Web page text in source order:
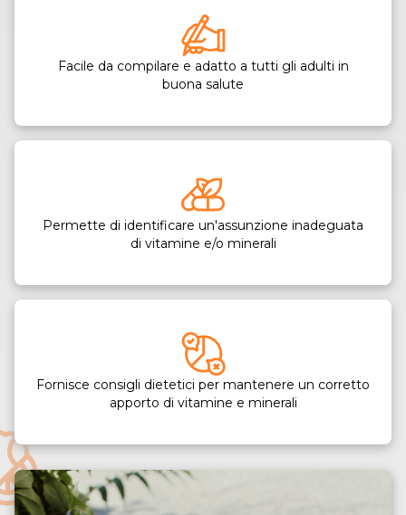
Facile da compilare e adatto a tutti gli adulti in
buona salute
Permette di identificare un'assunzione inadeguata
di vitamine e/o minerali
Fornisce consigli dietetici per mantenere un corretto
apporto di vitamine e minerali